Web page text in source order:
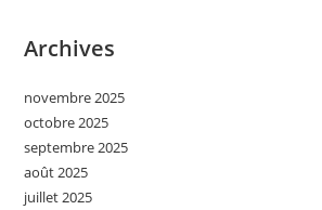
Archives
novembre 2025
octobre 2025
septembre 2025
août 2025
juillet 2025